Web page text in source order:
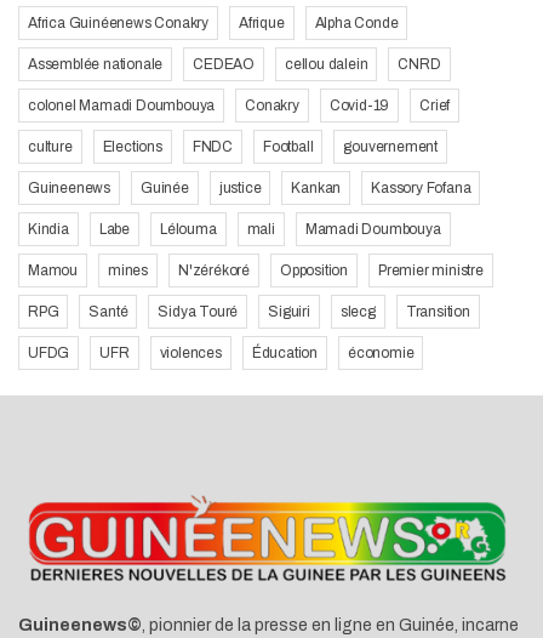
Africa Guinéenews Conakry Afrique Alpha Conde
Assemblée nationale CEDEAO cellou dalein CNRD
colonel Mamadi Doumbouya Conakry Covid-19 Crief
culture Elections FNDC Football gouvernement
Guineenews Guinée justice Kankan Kassory Fofana
Kindia Labe Lélouma mali Mamadi Doumbouya
Mamou mines N'zérékoré Opposition Premier ministre
RPG Santé Sidya Touré Siguiri slecg Transition
UFDG UFR violences Éducation économie
Guineenews© , pionnier de la presse en ligne en Guinée, incarne